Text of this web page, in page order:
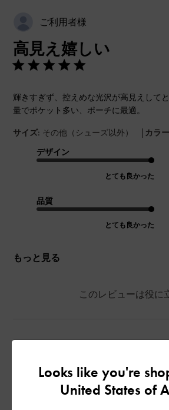
ご利用者様
高見え嬉しい
輝きすぎず、控えめな光沢が高見えして
量でポケット多い、ポーチに最適。
サイズ: その他（シューズ以外） | カラ
デザイン
とても良かった
品質
とても良かった
もっと見る
このレビューは役に
かわいい！
Looks like you're
United States of